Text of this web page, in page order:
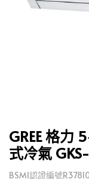
GREE 格力
式冷氣
BSMI認證編號